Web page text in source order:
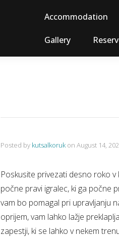
Accommodation
Gallery
Posted by kutsalkoruk on August 14,
Poskusite privezati desno roko
počne pravi igralec, ki ga počne
vam bo pomagal pri upravljanju
oprijem, vam lahko lažje
zapestji, ki se lahko v nekem